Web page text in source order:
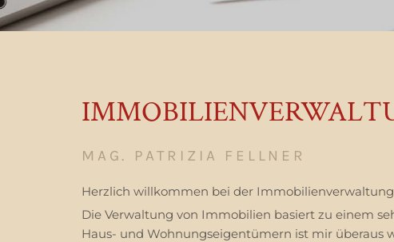
MAG. PATRIZIA FELLNER
Herzlich willkommen bei der
Die Verwaltung von Immobilien basiert zu einem
Haus- und Wohnungseigentümern ist mir überaus